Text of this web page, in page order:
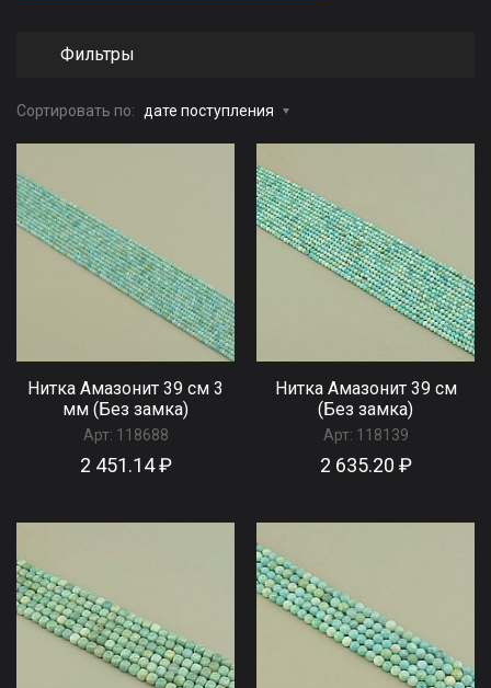
Фильтры
Сортировать по: дате поступления
Нитка Амазонит 39 см 3
мм (Без замка)
Арт: 118688
2 451.14 ₽
Нитка Амазонит 39 см
(Без замка)
Арт: 118139
2 635.20 ₽